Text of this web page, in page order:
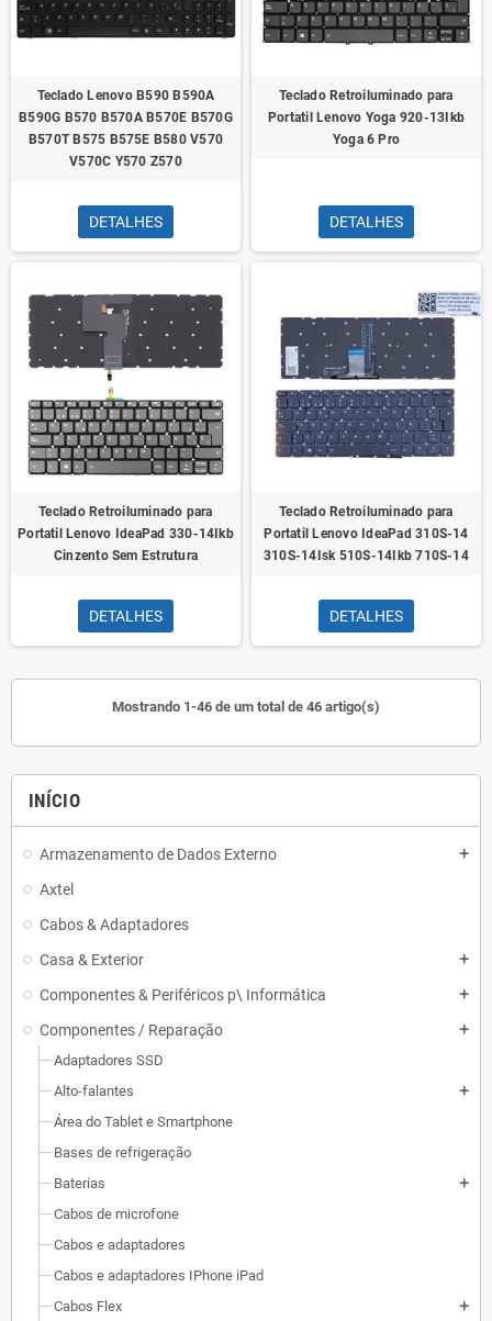
INÍCIO
Armazenamento de Dados Externo add
Axtel
Cabos & Adaptadores
Casa & Exterior
add
Componentes & Periféricos p\ Informática add
Componentes / Reparação add
Adaptadores SSD
Alto-falantes
add
Área do Tablet e Smartphone
Bases de refrigeração
Baterias
add
Cabos de microfone
Cabos e adaptadores
Cabos e adaptadores IPhone iPad
Cabos Flex
add
Teclado Lenovo B590 B590A
B590G B570 B570A B570E B570G
B570T B575 B575E B580 V570
V570C Y570 Z570
DETALHES
Teclado Retroiluminado para
Portatil Lenovo Yoga 920-13Ikb
Yoga 6 Pro
DETALHES
Teclado Retroiluminado para
Portatil Lenovo IdeaPad 330-14Ikb
Cinzento Sem Estrutura
DETALHES
Teclado Retroiluminado para
Portatil Lenovo IdeaPad 310S-14
310S-14Isk 510S-14Ikb 710S-14
DETALHES
Mostrando 1-46 de um total de 46 artigo(s)